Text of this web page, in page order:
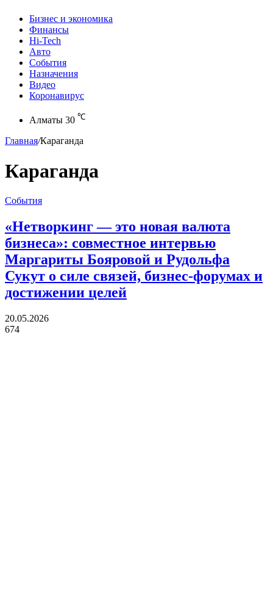
Бизнес и экономика
Финансы
Hi-Tech
Авто
События
Назначения
Видео
Коронавирус
Алматы 30 ℃
Главная/Караганда
Караганда
События
«Нетворкинг — это новая валюта
бизнеса»: совместное интервью
Маргариты Бояровой и Рудольфа
Сукут о силе связей, бизнес-форумах и
достижении целей
20.05.2026
674